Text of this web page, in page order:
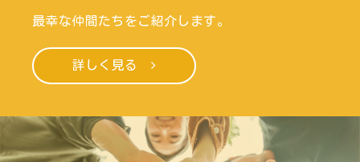
最幸な仲間たちをご紹介します。
詳しく見る